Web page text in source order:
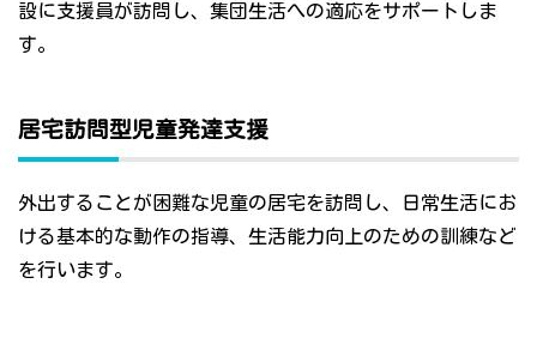
設に支援員が訪問し、集団生活への適応をサポートしま
す。
居宅訪問型児童発達支援
外出することが困難な児童の居宅を訪問し、日常生活にお
ける基本的な動作の指導、生活能力向上のための訓練など
を行います。